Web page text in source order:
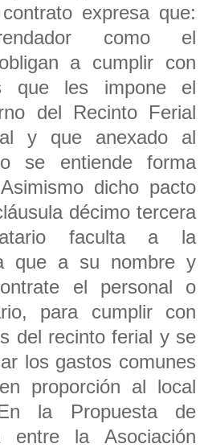
expresa que:
como el
a cumplir con
que les impone el
del Recinto Ferial
y que anexado al
se entiende forma
dicho pacto
décimo tercera
faculta a la
que a su nombre y
el personal o
para cumplir con
del recinto ferial y se
los gastos comunes
proporción al local
la Propuesta de
entre la Asociación